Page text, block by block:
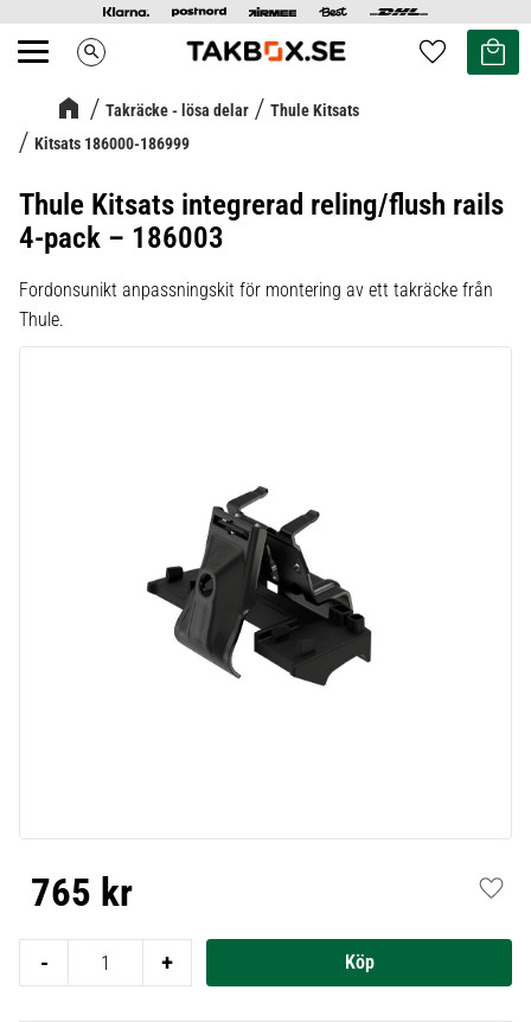
Meny search Favoriter
Kundvagn
Takräcke - lösa delar
Thule Kitsats
Kitsats 186000-186999
Thule Kitsats integrerad reling/flush rails
4-pack – 186003
Fordonsunikt anpassningskit för montering av ett takräcke från
Thule.
765 kr
+
-